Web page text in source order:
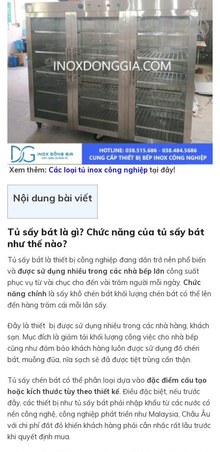
Xem thêm: Các loại tủ inox công nghiệp tại đây!
Nội dung bài viết
Tủ sấy bát là gì? Chức năng của tủ sấy bát
như thế nào?
Tủ sấy bát là thiết bị công nghiệp đang dần trở nên phổ biến
và được sử dụng nhiều trong các nhà bếp lớn công suất
phục vụ từ vài chục cho đến vài trăm người mỗi ngày. Chức
năng chính là sấy khô chén bát khối lượng chén bát có thể lên
đến hàng trăm cái mỗi lần sấy.
Đây là thiết bị được sử dụng nhiều trong các nhà hàng, khách
sạn. Mục đích là giảm tải khối lượng công việc cho nhà bếp
cũng như đảm bảo khách hàng luôn được sử dụng đồ chén
bát, muỗng đũa, nĩa sạch sẽ đã được tiệt trùng cẩn thận.
Tủ sấy chén bát có thể phân loại dựa vào đặc điểm cấu tạo
hoặc kích thước tùy theo thiết kế . Điều đặc biệt, nếu trước
đây, các thiết bị như tủ sấy bát phải nhập khẩu từ các nước có
nền công nghệ, công nghiệp phát triển như Malaysia, Châu Âu
với chi phí đắt đỏ khiến khách hàng phải cân nhắc rất lâu trước
khi quyết định mua.